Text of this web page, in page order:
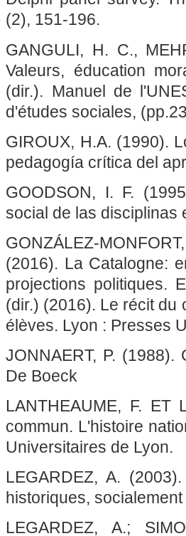
(2), 151-196.
GANGULI, H. C.,
Valeurs, éducation
(dir.). Manuel de
d'études sociales,
GIROUX, H.A. (1990).
pedagogía crítica del
GOODSON, I. F.
social de las disciplinas
GONZÁLEZ-
(2016). La Catalogne:
projections politiques.
(dir.) (2016). Le récit du
élèves. Lyon : Presses
JONNAERT, P.
De Boeck
LANTHEAUME, F. ET
commun. L'histoire
Universitaires de Lyon.
LEGARDEZ, A.
historiques,
LEGARDEZ, A.;